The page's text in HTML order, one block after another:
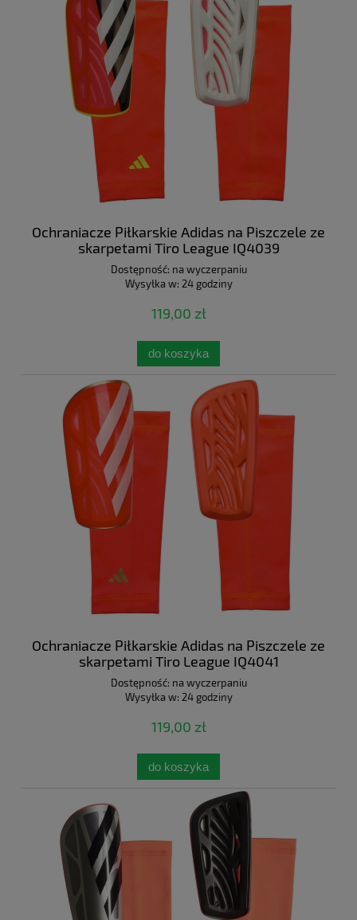
Ochraniacze Piłkarskie Adidas na Piszczele ze
skarpetami Tiro League IQ4039
Dostępność: na wyczerpaniu
Wysyłka w: 24 godziny
119,00 zł
do koszyka
Ochraniacze Piłkarskie Adidas na Piszczele ze
skarpetami Tiro League IQ4041
Dostępność: na wyczerpaniu
Wysyłka w: 24 godziny
119,00 zł
do koszyka